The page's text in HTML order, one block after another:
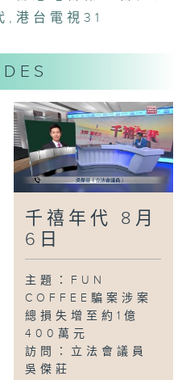
,港台電視31
千禧年代 8月
6日
主題：FUN
COFFEE騙案涉案
總損失增至約1億
400萬元
訪問：立法會議員
吳傑莊